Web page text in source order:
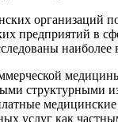
организаций
предприятий в
услуг как